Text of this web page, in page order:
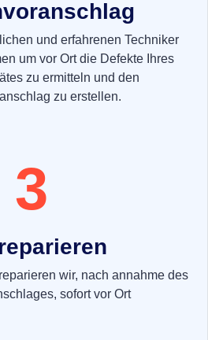
und erfahrenen Techniker
um vor Ort die Defekte Ihres
zu ermitteln und den
zu erstellen.
3
wir, nach annahme des
sofort vor Ort